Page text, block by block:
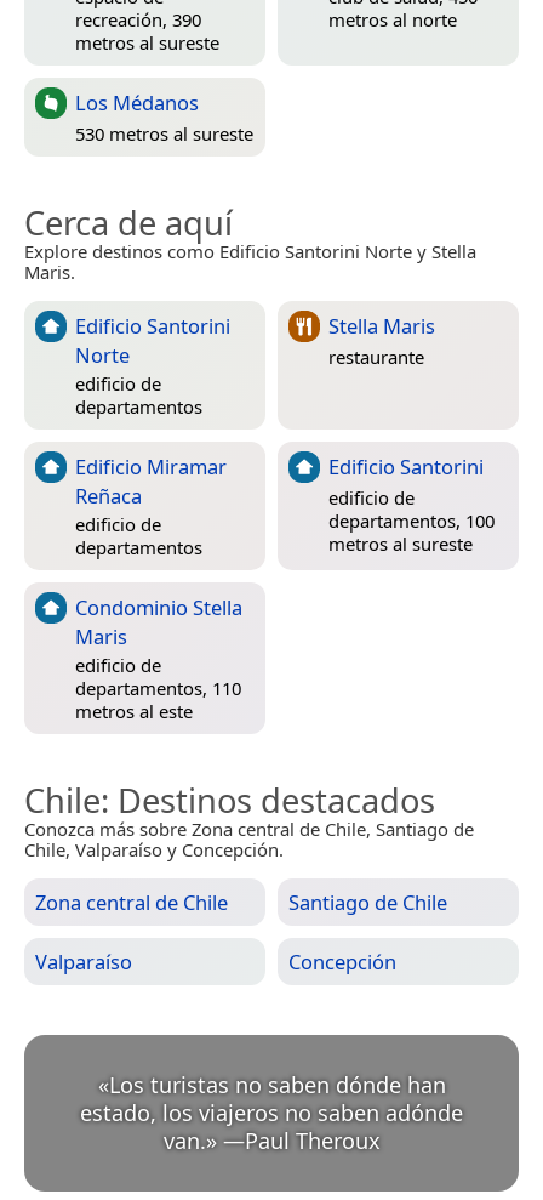
recreación, 390
metros al sureste
metros al norte
Los Médanos
530 metros al sureste
Cerca de aquí
Explore destinos como Edificio Santorini Norte y Stella
Maris.
Edificio Santorini
Norte
edificio de
departamentos
Stella Maris
restaurante
Edificio Miramar
Reñaca
edificio de
departamentos
Edificio Santorini
edificio de
departamentos, 100
metros al sureste
Condominio Stella
Maris
edificio de
departamentos, 110
metros al este
Chile: Destinos destacados
Conozca más sobre Zona central de Chile, Santiago de
Chile, Valparaíso y Concepción.
Zona central de Chile Santiago de Chile
Valparaíso Concepción
«Los turistas no saben dónde han
estado, los viajeros no saben adónde
van.» —Paul Theroux